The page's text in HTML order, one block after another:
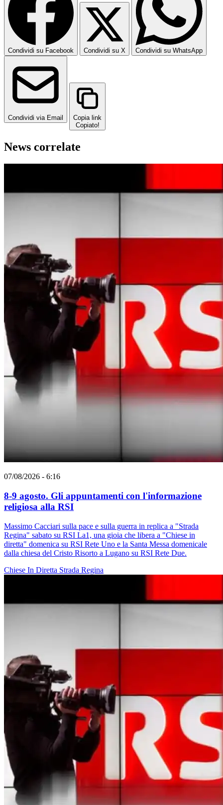
Condividi su Facebook Condividi su X Condividi su WhatsApp
Condividi via Email
Copia link
Copiato!
News correlate
07/08/2026 - 6:16
8-9 agosto. Gli appuntamenti con l'informazione
religiosa alla RSI
Massimo Cacciari sulla pace e sulla guerra in replica a "Strada
Regina" sabato su RSI La1, una gioia che libera a "Chiese in
diretta" domenica su RSI Rete Uno e la Santa Messa domenicale
dalla chiesa del Cristo Risorto a Lugano su RSI Rete Due.
Chiese In Diretta Strada Regina